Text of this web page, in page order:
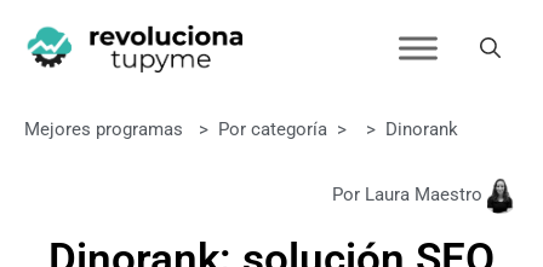
Mejores programas > Por categoría > > Dinorank
Por Laura Maestro